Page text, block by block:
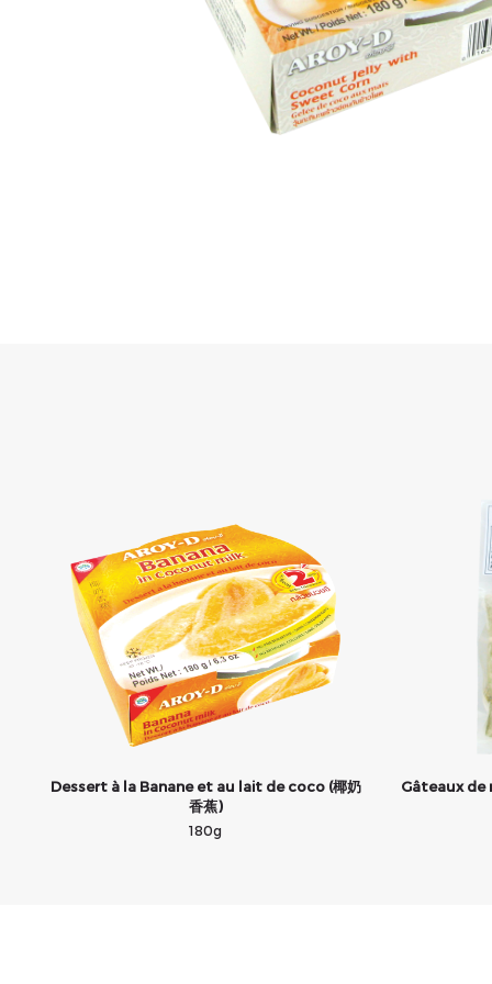
Dessert à la Banane et au lait de coco (椰奶
香蕉)
180g
Gâteaux de